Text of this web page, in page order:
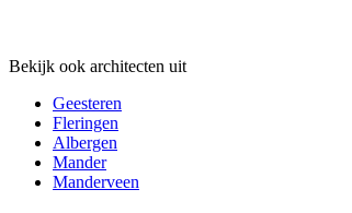
Bekijk ook architecten uit
Geesteren
Fleringen
Albergen
Mander
Manderveen